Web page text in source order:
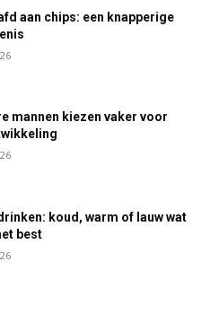
aan chips: een knapperige
mannen kiezen vaker voor
koud, warm of lauw wat
best